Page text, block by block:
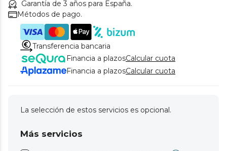
Garantía de 3 años para España.
Métodos de pago.
Transferencia bancaria
Financia a plazosCalcular cuota
Financia a plazosCalcular cuota
La selección de estos servicios es opcional.
Más servicios